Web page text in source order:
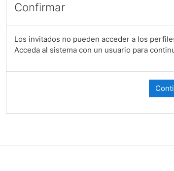
Confirmar
Los invitados no pueden acceder a los
Acceda al sistema con un usuario para